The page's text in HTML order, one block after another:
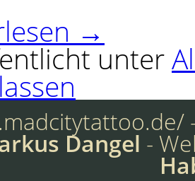
→
unter
Dangel -